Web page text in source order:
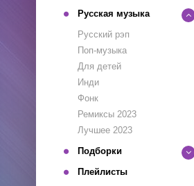
Русская музыка
Русский рэп
Поп-музыка
Для детей
Инди
Фонк
Ремиксы 2023
Лучшее 2023
Подборки
Плейлисты